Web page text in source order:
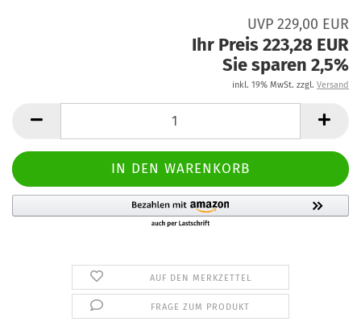
UVP 229,00 EUR
Ihr Preis 223,28 EUR
Sie sparen 2,5%
inkl. 19% MwSt. zzgl. Versand
AUF DEN MERKZETTEL
FRAGE ZUM PRODUKT